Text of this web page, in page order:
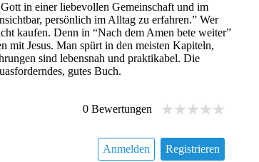
in einer liebevollen Gemeinschaft und im
persönlich im Alltag zu erfahren.” Wer
kaufen. Denn in “Nach dem Amen bete weiter”
mit Jesus. Man spürt in den meisten Kapiteln,
sind lebensnah und praktikabel. Die
gutes Buch.
0Bewertungen
Anmelden Registrieren